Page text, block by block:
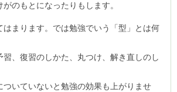
のもとになったりもします。
はまります。では勉強でいう「型」とは何
習、復習のしかた、丸つけ、解き直しのし
ついていないと勉強の効果も上がりませ